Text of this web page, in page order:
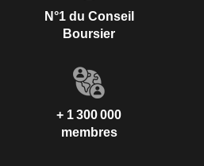
N°1 du Conseil
Boursier
+ 1 300 000
membres